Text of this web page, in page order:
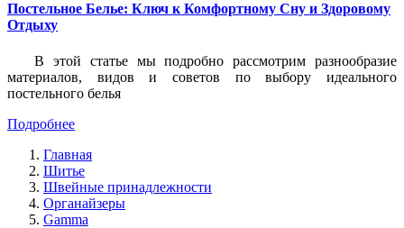
Постельное Белье: Ключ к Комфортному Сну и Здоровому
Отдыху
В этой статье мы подробно рассмотрим разнообразие
материалов, видов и советов по выбору идеального
постельного белья
Подробнее
Главная
Шитье
Швейные принадлежности
Органайзеры
Gamma